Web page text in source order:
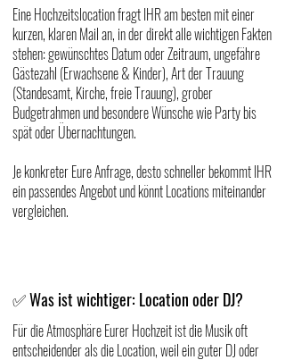
Eine Hochzeitslocation fragt IHR am besten mit einer
kurzen, klaren Mail an, in der direkt alle wichtigen Fakten
stehen: gewünschtes Datum oder Zeitraum, ungefähre
Gästezahl (Erwachsene & Kinder), Art der Trauung
(Standesamt, Kirche, freie Trauung), grober
Budgetrahmen und besondere Wünsche wie Party bis
spät oder Übernachtungen.
Je konkreter Eure Anfrage, desto schneller bekommt IHR
ein passendes Angebot und könnt Locations miteinander
vergleichen.
✅Was ist wichtiger: Location oder DJ?
Für die Atmosphäre Eurer Hochzeit ist die Musik oft
entscheidender als die Location, weil ein guter DJ oder